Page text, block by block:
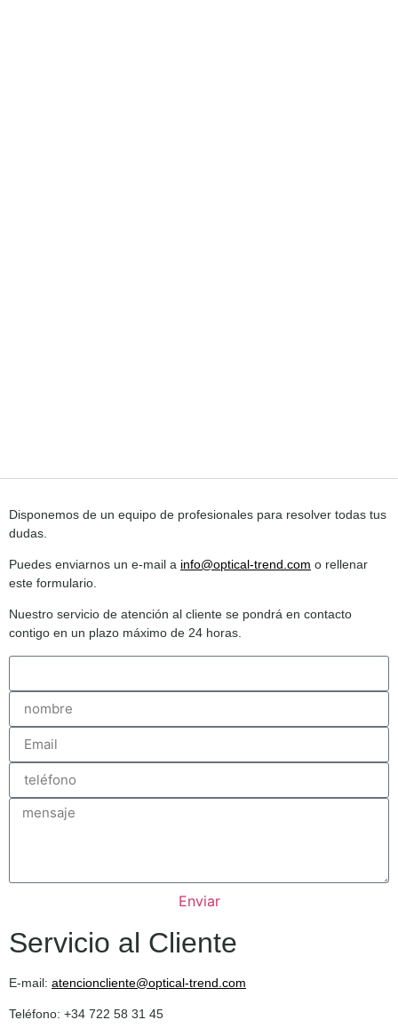
Disponemos de un equipo de profesionales para resolver todas tus
dudas.
Puedes enviarnos un e-mail a info@optical-trend.com o rellenar
este formulario.
Nuestro servicio de atención al cliente se pondrá en contacto
contigo en un plazo máximo de 24 horas.
Enviar
Servicio al Cliente
E-mail: atencioncliente@optical-trend.com
Teléfono: +34 722 58 31 45